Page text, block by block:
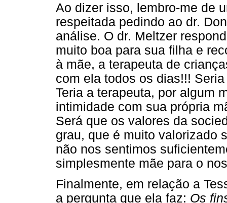
Ao dizer isso, lembro-me de
respeitada pedindo ao dr.
análise. O dr. Meltzer
muito boa para sua filha e
à mãe, a terapeuta de
com ela todos os dias!!!
Teria a terapeuta, por algum
intimidade com sua própria
Será que os valores da
grau, que é muito valorizado
não nos sentimos
simplesmente mãe para o
Finalmente, em relação a
a pergunta que ela faz: Os